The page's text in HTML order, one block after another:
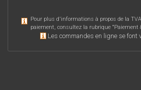
Pour plus d'informations à propos de la
paiement, consultez la rubrique "Paiement
Les commandes en ligne se font